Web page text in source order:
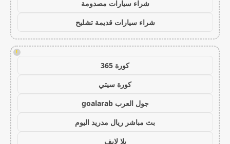
شراء سيارات مصدومة
شراء سيارات قديمة تشليح
!
كورة 365
كورة سيتي
جول العرب goalarab
بث مباشر ريال مدريد اليوم
يلا لايف